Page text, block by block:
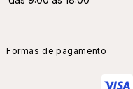
Formas de pagamento